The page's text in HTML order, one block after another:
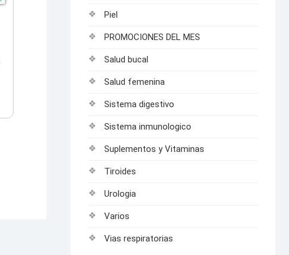
Piel
PROMOCIONES DEL MES
Salud bucal
Salud femenina
Sistema digestivo
Sistema inmunologico
Suplementos y Vitaminas
Tiroides
Urologia
Varios
Vias respiratorias